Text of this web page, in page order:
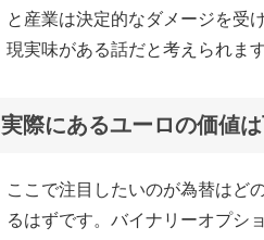
と産業は決定的なダメージを受
現実味がある話だと考えられます
実際にあるユーロの価値
ここで注目したいのが為替はど
るはずです。バイナリーオプシ